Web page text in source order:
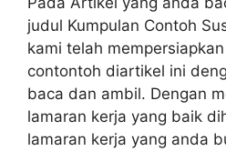
judul Kumpulan Contoh
kami telah
contontoh diartikel ini
baca dan ambil. Dengan
lamaran kerja yang baik
lamaran kerja yang anda